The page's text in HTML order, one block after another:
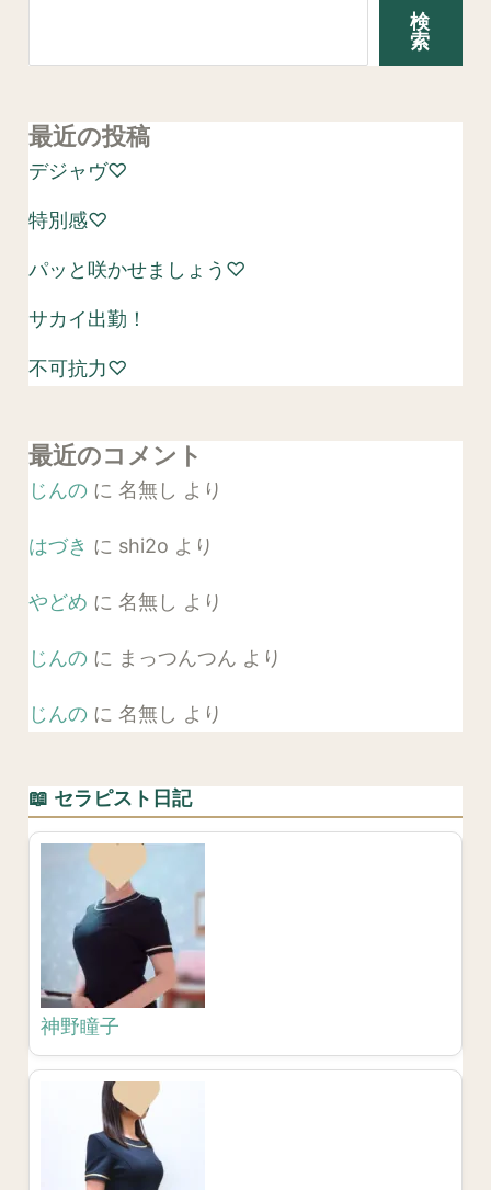
検
索
最近の投稿
デジャヴ♡
特別感♡
パッと咲かせましょう♡
サカイ出勤！
不可抗力♡
最近のコメント
じんのに 名無し より
はづき に shi2o より
やどめ に 名無し より
じんのに まっつんつん より
じんのに 名無し より
📖 セラピスト日記
神野瞳子